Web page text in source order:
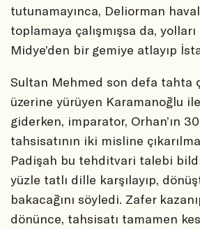
tutunamayınca, Deliorman
toplamaya çalışmışsa da,
Midye’den bir gemiye atlayıp
Sultan Mehmed son defa tahta
üzerine yürüyen Karamanoğlu
giderken, imparator, Orhan’ın
tahsisatının iki misline
Padişah bu tehditvari talebi
yüzle tatlı dille karşılayıp,
bakacağını söyledi. Zafer
dönünce, tahsisatı tamamen